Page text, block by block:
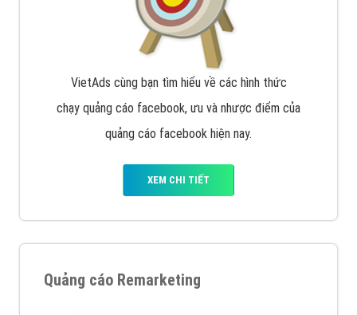
VietAds cùng bạn tìm hiểu về các hình thức
chạy quảng cáo facebook, ưu và nhược điểm của
quảng cáo facebook hiện nay.
XEM CHI TIẾT
Quảng cáo Remarketing